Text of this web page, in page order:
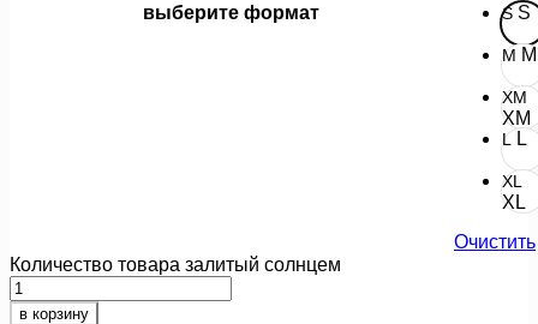
выберите формат S S
M M
XM
XM
L L
XL
XL
Очистить
Количество товара залитый солнцем
в корзину